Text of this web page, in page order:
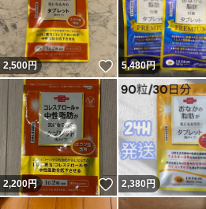
2,500円 いいね！
5,480円
2,200円 いいね！
2,380円